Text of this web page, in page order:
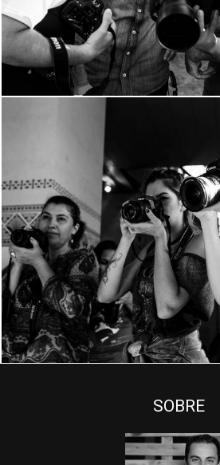
893
1064
SOBRE